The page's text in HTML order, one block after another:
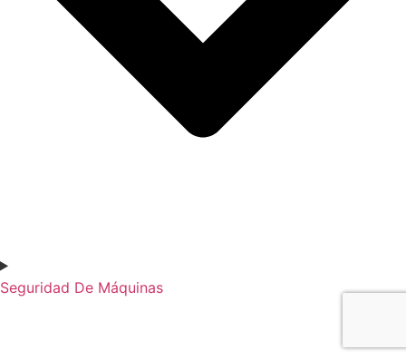
Seguridad De Máquinas